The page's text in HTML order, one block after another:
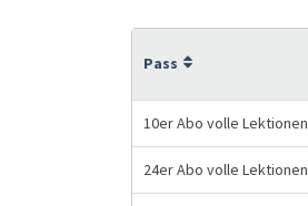
Pass
10er Abo volle Lektionen
24er Abo volle Lektionen